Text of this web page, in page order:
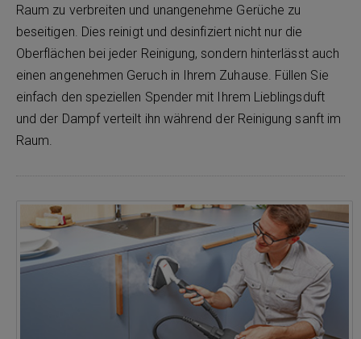
Raum zu verbreiten und unangenehme Gerüche zu
beseitigen. Dies reinigt und desinfiziert nicht nur die
Oberflächen bei jeder Reinigung, sondern hinterlässt auch
einen angenehmen Geruch in Ihrem Zuhause. Füllen Sie
einfach den speziellen Spender mit Ihrem Lieblingsduft
und der Dampf verteilt ihn während der Reinigung sanft im
Raum.